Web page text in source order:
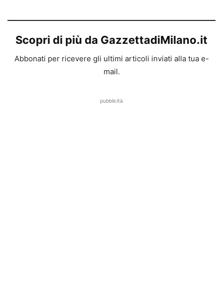
Scopri di più da GazzettadiMilano.it
Abbonati per ricevere gli ultimi articoli inviati alla tua e-
mail.
pubblicità